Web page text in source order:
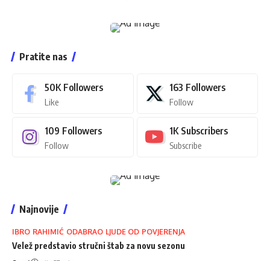
Pratite nas
50K Followers
Like
163 Followers
Follow
109 Followers
Follow
1K Subscribers
Subscribe
Najnovije
IBRO RAHIMIĆ ODABRAO LJUDE OD POVJERENJA
Velež predstavio stručni štab za novu sezonu